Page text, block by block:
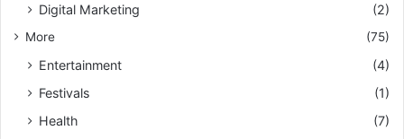
Digital Marketing (2)
More (75)
Entertainment
(4)
Festivals
(1)
Health
(7)